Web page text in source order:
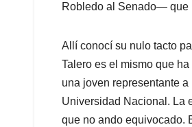
Robledo al Senado— que
Allí conocí su nulo tacto
Talero es el mismo que
una joven representante
Universidad Nacional. La
que no ando equivocado.